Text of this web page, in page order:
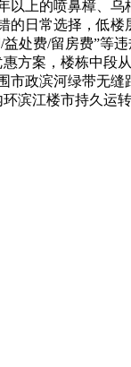
以上的喷鼻樟、乌
的日常选择，低楼
处费/留房费”等
方案，楼栋中段
市政滨河绿带无缝
滨江楼市持久运